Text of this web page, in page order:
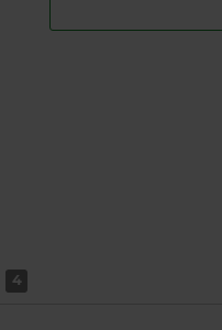
4